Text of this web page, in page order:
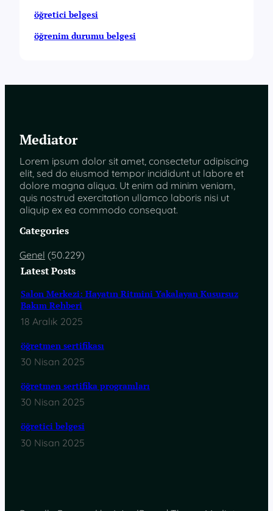
öğretici belgesi
öğrenim durumu belgesi
Mediator
Lorem ipsum dolor sit amet, consectetur adipiscing
elit, sed do eiusmod tempor incididunt ut labore et
dolore magna aliqua. Ut enim ad minim veniam,
quis nostrud exercitation ullamco laboris nisi ut
aliquip ex ea commodo consequat.
Categories
Genel (50.229)
Latest Posts
Salon Merkezi: Hayatın Ritmini Yakalayan Kusursuz
Bakım Rehberi
18 Aralık 2025
öğretmen sertifikası
30 Nisan 2025
öğretmen sertifika programları
30 Nisan 2025
öğretici belgesi
30 Nisan 2025